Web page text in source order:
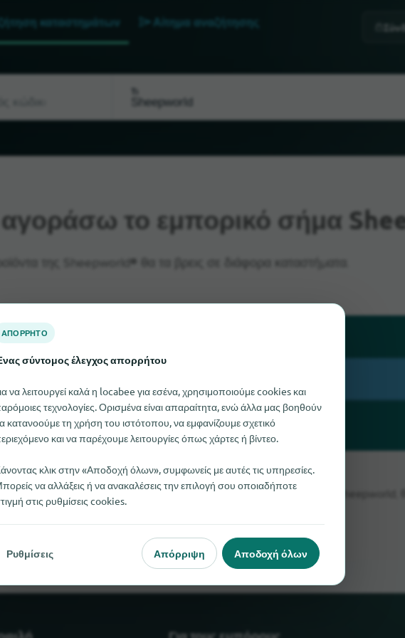
καταστημάτων Αίτημα αναζήτησης
Τι
το εμπορικό σήμα
της Sheepworld® θα τα βρεις σε διάφορα καταστήματα.
αυτή τη στιγμή. Αν γνωρίζετε πού μπορείτε να βρείτε το Sheepworld,
ΑΠΌΡΡΗΤΟ
σύντομος έλεγχος απορρήτου
να λειτουργεί καλά η locabee για εσένα, χρησιμοποιούμε cookies και
τεχνολογίες. Ορισμένα είναι απαραίτητα, ενώ άλλα μας βοηθούν
κατανοούμε τη χρήση του ιστότοπου, να εμφανίζουμε σχετικό
και να παρέχουμε λειτουργίες όπως χάρτες ή βίντεο.
κλικ στην «Αποδοχή όλων», συμφωνείς με αυτές τις υπηρεσίες.
να αλλάξεις ή να ανακαλέσεις την επιλογή σου οποιαδήποτε
στις ρυθμίσεις cookies.
Ρυθμίσεις Απόρριψη Αποδοχή όλων